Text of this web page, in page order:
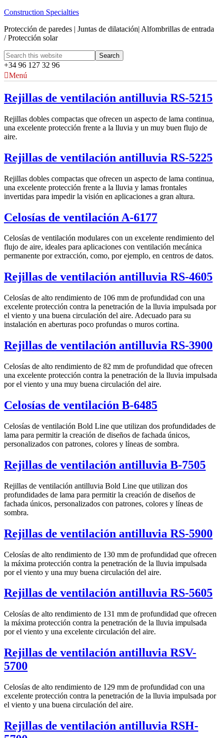
Construction Specialties
Protección de paredes | Juntas de dilatación| Alfombrillas de entrada
/ Protección solar
+34 96 127 32 96
Menú
Rejillas de ventilación antilluvia RS-5215
Rejillas dobles compactas que ofrecen un aspecto de lama continua,
una excelente protección frente a la lluvia y un muy buen flujo de
aire.
Rejillas de ventilación antilluvia RS-5225
Rejillas dobles compactas que ofrecen un aspecto de lama continua,
una excelente protección frente a la lluvia y lamas frontales
invertidas para impedir la visión en aplicaciones a gran altura.
Celosías de ventilación A-6177
Celosías de ventilación modulares con un excelente rendimiento del
flujo de aire, ideales para aplicaciones con ventilación mecánica
permanente por extracción, como, por ejemplo, en centros de datos.
Rejillas de ventilación antilluvia RS-4605
Celosías de alto rendimiento de 106 mm de profundidad con una
excelente protección contra la penetración de la lluvia impulsada por
el viento y una buena circulación del aire. Adecuado para su
instalación en aberturas poco profundas o muros cortina.
Rejillas de ventilación antilluvia RS-3900
Celosías de alto rendimiento de 82 mm de profundidad que ofrecen
una excelente protección contra la penetración de la lluvia impulsada
por el viento y una muy buena circulación del aire.
Celosías de ventilación B-6485
Celosías de ventilación Bold Line que utilizan dos profundidades de
lama para permitir la creación de diseños de fachada únicos,
personalizados con patrones, colores y líneas de sombra.
Rejillas de ventilación antilluvia B-7505
Rejillas de ventilación antilluvia Bold Line que utilizan dos
profundidades de lama para permitir la creación de diseños de
fachada únicos, personalizados con patrones, colores y líneas de
sombra.
Rejillas de ventilación antilluvia RS-5900
Celosías de alto rendimiento de 130 mm de profundidad que ofrecen
la máxima protección contra la penetración de la lluvia impulsada
por el viento y una muy buena circulación del aire.
Rejillas de ventilación antilluvia RS-5605
Celosías de alto rendimiento de 131 mm de profundidad que ofrecen
la máxima protección contra la penetración de la lluvia impulsada
por el viento y una excelente circulación del aire.
Rejillas de ventilación antilluvia RSV-
5700
Celosías de alto rendimiento de 129 mm de profundidad con una
excelente protección contra la penetración de la lluvia impulsada por
el viento y una buena circulación del aire.
Rejillas de ventilación antilluvia RSH-